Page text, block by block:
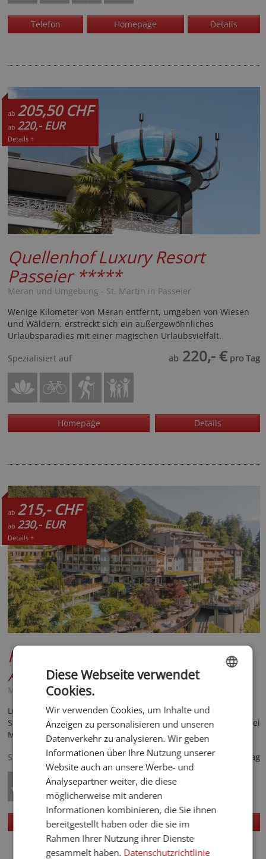
Telefon Homepage Details
ab 205,50 CHF
ab 220,- EUR
Details +
Quellenhof Luxury Resort
Passeier *****
Meran und Umgebung - St. Martin in Passeier
Wenige Kilometer von Meran entfernt, umgeben von Wiesen
und Wäldern, erstreckt sich ein außergewöhnliches
Urlaubsparadies mit einer magischen Urlaubsvielfalt.
Spezialisiert auf
ab 220,- € pro Tag
Homepage Details
ab 215,- CHF
ab 230,- EUR
Details +
Hotel | Chalet Das
Alpenschlössel*****
Meran und Umgebung - St. Martin in Passeier
Luxuriöser Rückzugsort in ruhiger Natur, stilvolle Zimmer,
Suiten & Chalets zum Wohlfühlen im idyllischen Passeiertal bei
Meran, Wellnessparadies, Aktivhighlights & Gourmetküche.
Spezialisiert auf
ab230,- € pro Tag
Homepage
GERMAN
Diese Webseite verwendet
Cookies.
Wir verwenden Cookies, um Inhalte und
Anzeigen zu personalisieren und unseren
Datenverkehr zu analysieren. Wir geben
Informationen über Ihre Nutzung unserer
Website auch an unsere Werbe- und
Analysepartner weiter, die diese
möglicherweise mit anderen
Informationen kombinieren, die Sie ihnen
bereitgestellt haben oder die sie im
Rahmen Ihrer Nutzung ihrer Dienste
gesammelt haben. Datenschutzrichtlinie